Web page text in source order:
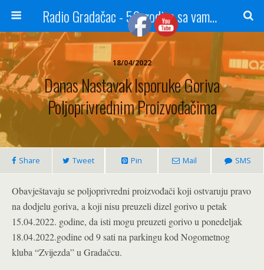
Radio Gradačac - 56 godina sa vama...
18/04/2022
Danas Nastavak Isporuke Goriva
Poljoprivrednim Proizvođačima
Share Tweet Pin Mail SMS
Obavještavaju se poljoprivredni proizvođači koji ostvaruju pravo
na dodjelu goriva, a koji nisu preuzeli dizel gorivo u petak
15.04.2022. godine, da isti mogu preuzeti gorivo u ponedeljak
18.04.2022.godine od 9 sati na parkingu kod Nogometnog
kluba “Zvijezda” u Gradačcu.